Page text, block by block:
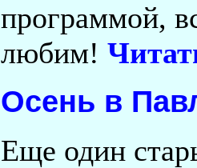
программой,
любим!
Осень в
Еще один